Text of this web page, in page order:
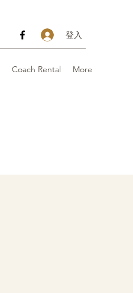
登入
Coach Rental More